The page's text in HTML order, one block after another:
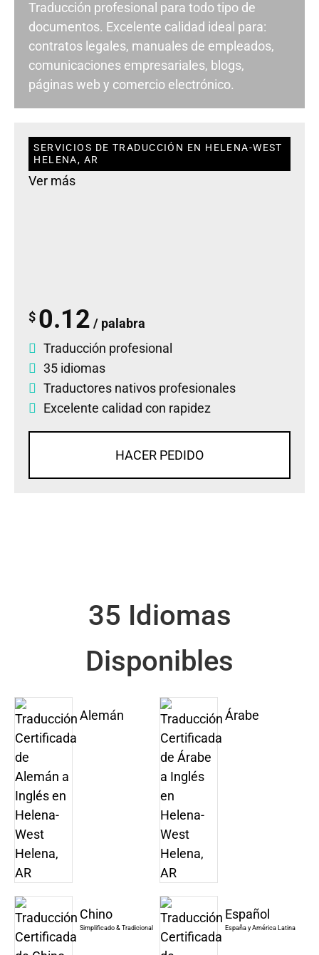
Traducción profesional para todo tipo de
documentos. Excelente calidad ideal para:
contratos legales, manuales de empleados,
comunicaciones empresariales, blogs,
páginas web y comercio electrónico.
SERVICIOS DE TRADUCCIÓN EN HELENA-WEST
HELENA, AR
Ver más
$ 0.12 / palabra
Traducción profesional
35 idiomas
Traductores nativos profesionales
Excelente calidad con rapidez
HACER PEDIDO
35 Idiomas
Disponibles
Alemán Árabe
Chino
Simplificado & Tradicional
Español
España y América Latina